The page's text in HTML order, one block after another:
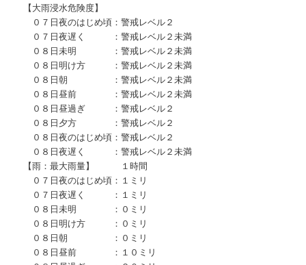
【大雨浸水危険度】
０７日夜のはじめ頃：警戒レベル２
０７日夜遅く ：警戒レベル２未満
０８日未明 ：警戒レベル２未満
０８日明け方 ：警戒レベル２未満
０８日朝 ：警戒レベル２未満
０８日昼前 ：警戒レベル２未満
０８日昼過ぎ ：警戒レベル２
０８日夕方 ：警戒レベル２
０８日夜のはじめ頃：警戒レベル２
０８日夜遅く ：警戒レベル２未満
【雨：最大雨量】 １時間
０７日夜のはじめ頃：１ミリ
０７日夜遅く ：１ミリ
０８日未明 ：０ミリ
０８日明け方 ：０ミリ
０８日朝 ：０ミリ
０８日昼前 ：１０ミリ